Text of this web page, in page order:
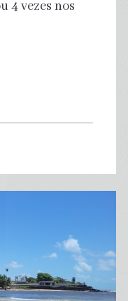
4 vezes nos